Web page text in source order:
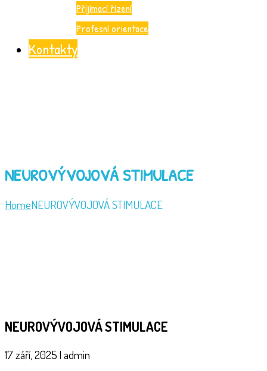
Přijímací řízení
Profesní orientace
Kontakty
NEUROVÝVOJOVÁ STIMULACE
HomeNEUROVÝVOJOVÁ STIMULACE
NEUROVÝVOJOVÁ STIMULACE
17 září, 2025 | admin